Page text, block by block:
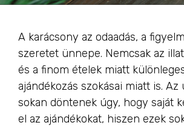
A karácsony az odaadás, a
szeretet ünnepe. Nemcsak az
és a finom ételek miatt
ajándékozás szokásai miatt is.
sokan döntenek úgy, hogy saját
el az ajándékokat, hiszen ezek